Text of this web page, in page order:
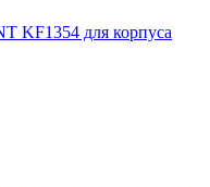
KF1354 для корпуса